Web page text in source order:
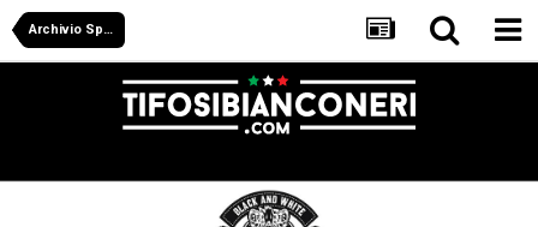
Archivio Sportivo